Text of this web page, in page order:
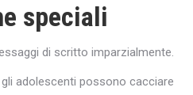
speciali
di scritto imparzialmente.
adolescenti possono cacciare